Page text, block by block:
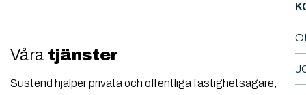
Våra tjänster
Sustend hjälper privata och offentliga fastighetsägare,